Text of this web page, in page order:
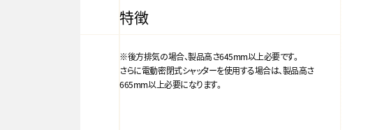
特徴
※後方排気の場合、製品高さ645mm以上必要です。
さらに電動密閉式シャッターを使用する場合は、製品高さ
665mm以上必要になります。